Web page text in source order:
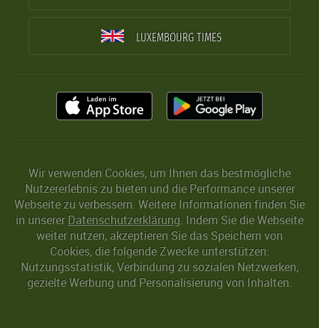
LUXEMBOURG TIMES
Wir verwenden Cookies, um Ihnen das bestmögliche
Nutzererlebnis zu bieten und die Performance unserer
Webseite zu verbessern. Weitere Informationen finden Sie
in unserer Datenschutzerklärung. Indem Sie die Webseite
weiter nutzen, akzeptieren Sie das Speichern von
Cookies, die folgende Zwecke unterstützen:
Nutzungsstatistik, Verbindung zu sozialen Netzwerken,
gezielte Werbung und Personalisierung von Inhalten.